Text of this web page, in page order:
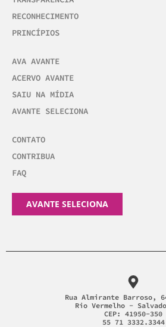
RECONHECIMENTO
PRINCÍPIOS
AVA AVANTE
ACERVO AVANTE
SAIU NA MÍDIA
AVANTE SELECIONA
CONTATO
CONTRIBUA
FAQ
AVANTE SELECIONA
Rua Almirante Barroso,
Rio Vermelho -
CEP: 41950-350
55 71 3332.3344